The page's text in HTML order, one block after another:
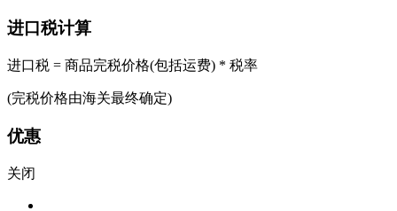
进口税计算
进口税 = 商品完税价格(包括运费) * 税率
(完税价格由海关最终确定)
优惠
关闭